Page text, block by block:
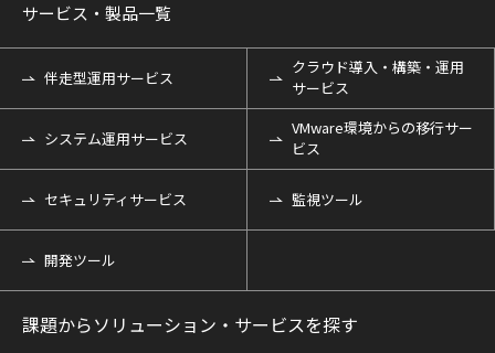
サービス・製品一覧
伴走型運用サービス
クラウド導入・構築・運用
サービス
システム運用サービス
VMware環境からの移行サー
ビス
セキュリティサービス 監視ツール
開発ツール
課題からソリューション・サービスを探す